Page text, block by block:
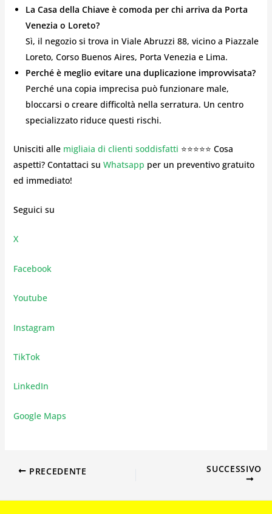
La Casa della Chiave è comoda per chi arriva da Porta
Venezia o Loreto?
Sì, il negozio si trova in Viale Abruzzi 88, vicino a Piazzale
Loreto, Corso Buenos Aires, Porta Venezia e Lima.
Perché è meglio evitare una duplicazione improvvisata?
Perché una copia imprecisa può funzionare male,
bloccarsi o creare difficoltà nella serratura. Un centro
specializzato riduce questi rischi.
Unisciti alle migliaia di clienti soddisfatti ⭐⭐⭐⭐⭐ Cosa
aspetti? Contattaci su Whatsapp per un preventivo gratuito
ed immediato!
Seguici su
X
Facebook
Youtube
Instagram
TikTok
LinkedIn
Google Maps
PRECEDENTE SUCCESSIVO